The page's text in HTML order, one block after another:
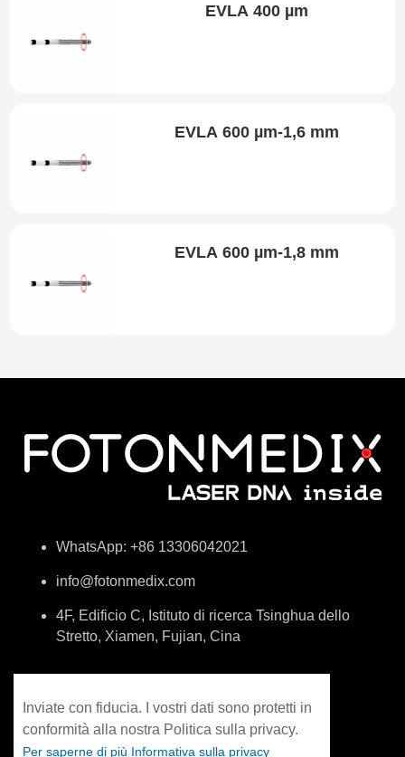
EVLA 400 µm
EVLA 600 µm-1,6 mm
EVLA 600 µm-1,8 mm
WhatsApp: +86 13306042021
info@fotonmedix.com
4F, Edificio C, Istituto di ricerca Tsinghua dello
Stretto, Xiamen, Fujian, Cina
Inviate con fiducia. I vostri dati sono protetti in
conformità alla nostra Politica sulla privacy.
Per saperne di più Informativa sulla privacy